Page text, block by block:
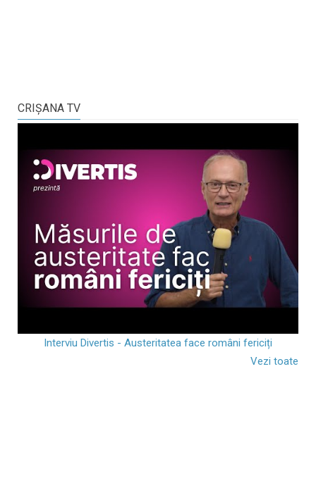
CRIŞANA TV
Interviu Divertis - Austeritatea face români fericiți
Vezi toate